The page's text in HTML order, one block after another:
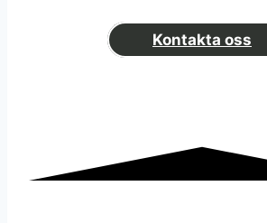
Kontakta oss